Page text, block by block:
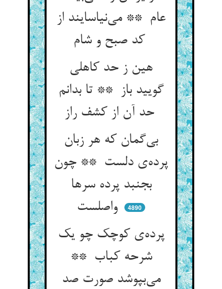
عام ** می‌نیاسایند از
هین ز حد کاهلی
گویید باز ** تا بدانم
حد آن از کشف راز
بی‌گمان که هر زبان
پرده‌ی دلست ** چون
بجنبد پرده سرها
واصلست
4890
پرده‌ی کوچک چو یک
شرحه کباب **
می‌بپوشد صورت صد